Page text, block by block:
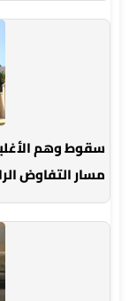
سقوط وهم
مسار التفاوض